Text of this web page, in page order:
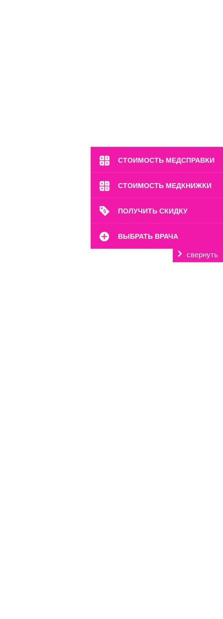
СТОИМОСТЬ МЕДСПРАВКИ
СТОИМОСТЬ МЕДКНИЖКИ
ПОЛУЧИТЬ СКИДКУ
ВЫБРАТЬ ВРАЧА
свернуть